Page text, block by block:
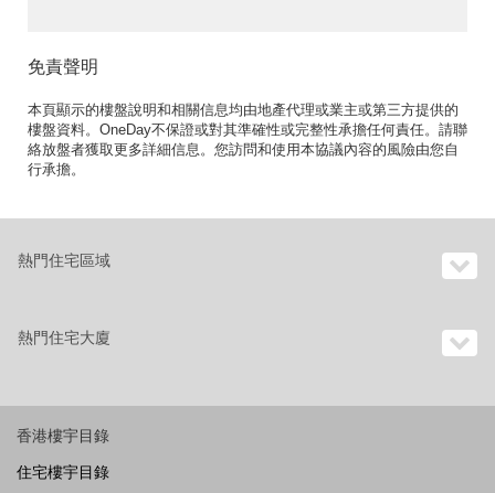
免責聲明
本頁顯示的樓盤說明和相關信息均由地產代理或業主或第三方提供的
樓盤資料。OneDay不保證或對其準確性或完整性承擔任何責任。請聯
絡放盤者獲取更多詳細信息。您訪問和使用本協議內容的風險由您自
行承擔。
熱門住宅區域
熱門住宅大廈
香港樓宇目錄
住宅樓宇目錄